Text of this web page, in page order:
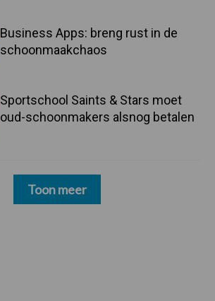
Business Apps: breng rust in de
schoonmaakchaos
Sportschool Saints & Stars moet
oud-schoonmakers alsnog betalen
Toon meer